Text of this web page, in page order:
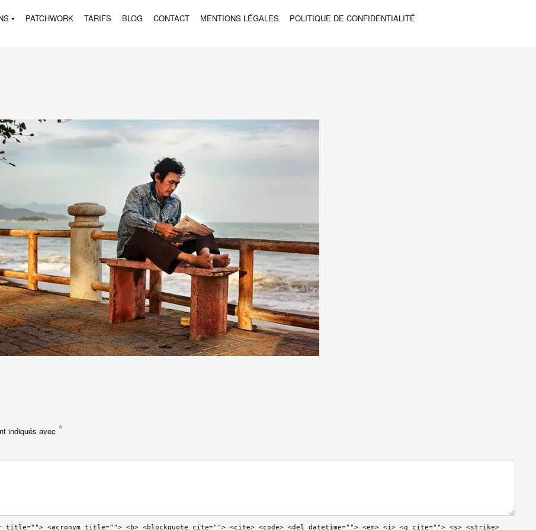
PATCHWORK TARIFS BLOG CONTACT MENTIONS LÉGALES POLITIQUE DE CONFIDENTIALITÉ
indiqués avec *
<acronym title=""> <b> <blockquote cite=""> <cite> <code> <del datetime=""> <em> <i> <q cite=""> <s> <strike>